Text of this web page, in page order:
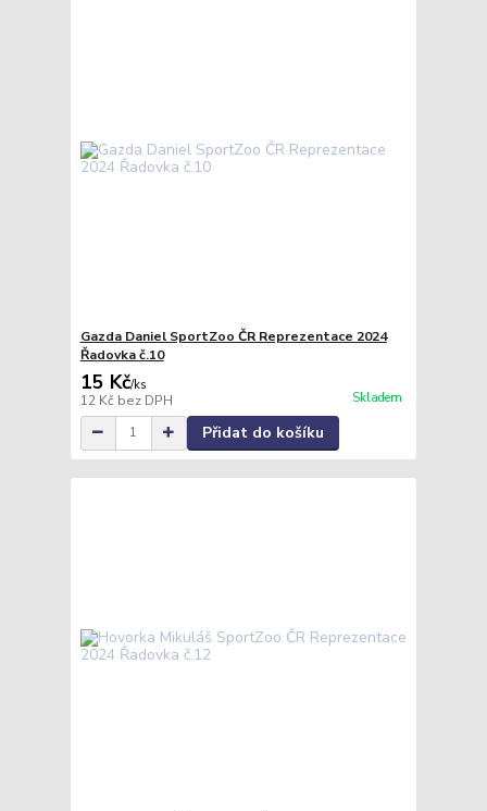
Gazda Daniel SportZoo ČR Reprezentace 2024
Řadovka č.10
15 Kč/ks
12 Kč bez DPH Skladem
Přidat do košíku